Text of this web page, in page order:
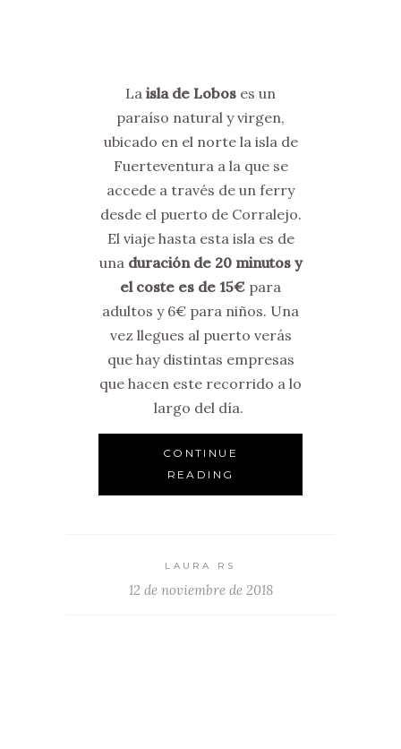
La isla de Lobos es un
paraíso natural y virgen,
ubicado en el norte la isla de
Fuerteventura a la que se
accede a través de un ferry
desde el puerto de Corralejo.
El viaje hasta esta isla es de
una duración de 20 minutos y
el coste es de 15€ para
adultos y 6€ para niños. Una
vez llegues al puerto verás
que hay distintas empresas
que hacen este recorrido a lo
largo del día.
CONTINUE
READING
LAURA RS
12 de noviembre de 2018